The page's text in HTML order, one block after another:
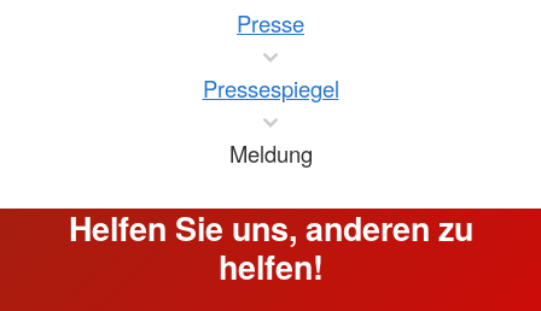
Presse
Pressespiegel
Meldung
Helfen Sie uns, anderen zu
helfen!